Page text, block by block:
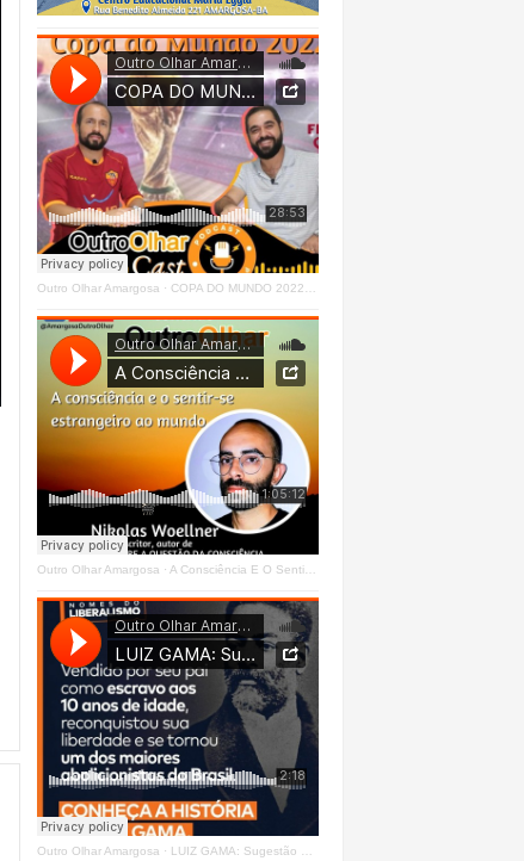
Outro Olhar Amargosa · COPA DO MUNDO 2022 - OUTRO OLHAR CAST #O1 Right
Outro Olhar Amargosa · A Consciência E O Sentir - Se Estrangeiro Ao Mundo
Outro Olhar Amargosa · LUIZ GAMA: Sugestão Outro Olhar